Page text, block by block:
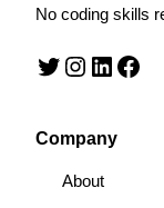
No coding skills
Twitter Instagram LinkedIn Facebook
Company
About